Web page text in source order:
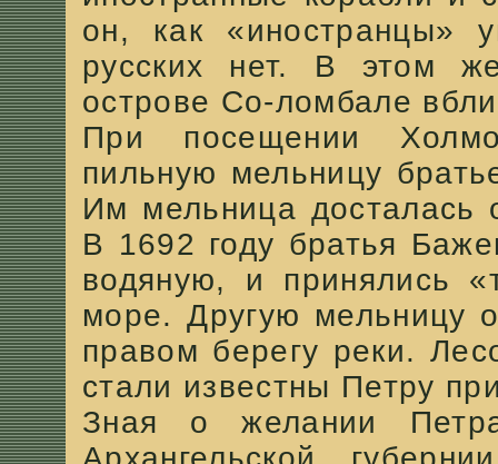
он, как «иностранцы»
русских нет. В этом
острове Со-ломбале
При посещении
пильную мельницу
Им мельница досталась
В 1692 году братья
водяную, и принялись
море. Другую мельницу
правом берегу реки.
стали известны Петру
Зная о желании